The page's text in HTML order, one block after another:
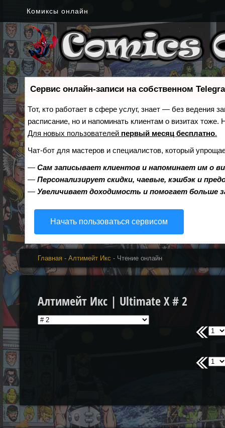
Комиксы онлайн
Сервис онлайн-записи на собственном
Тот, кто работает в сфере услуг, знает — без ведения
расписание, но и напоминать клиентам о визитах
Для новых пользователей первый месяц бесплатно.
Чат-бот для мастеров и специалистов, который
—Сам записывает клиентов и напоминает им о
—Персонализирует скидки, чаевые, кэшбэк и
—Увеличивает доходимость и помогает больше
Начать пользоваться сервисом
Главная -Алтимейт Икс - Чтение онлайн
Алтимейт Икс | Ultimate X # 2